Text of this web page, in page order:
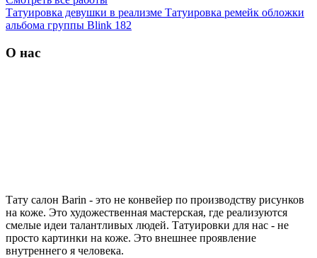
Татуировка девушки в реализме Татуировка ремейк обложки
альбома группы Blink 182
О нас
Тату салон Barin - это не конвейер по производству рисунков
на коже. Это художественная мастерская, где реализуются
смелые идеи талантливых людей. Татуировки для нас - не
просто картинки на коже. Это внешнее проявление
внутреннего я человека.